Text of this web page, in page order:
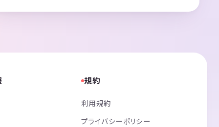
規約
利用規約
プライバシーポリシー